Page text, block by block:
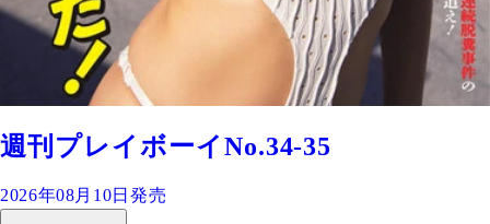
週刊プレイボーイNo.34-35
2026年08月10日発売